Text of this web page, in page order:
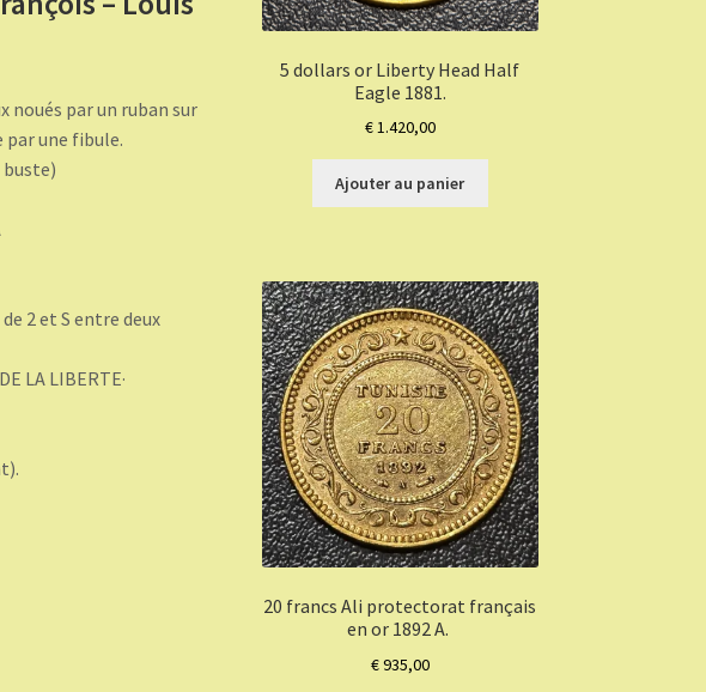
noués par un ruban sur
par une fibule.
buste)
2 et S entre deux
LA LIBERTE·
5 dollars or Liberty Head Half
Eagle 1881.
€1.420,00
Ajouter au panier
20 francs Ali protectorat français
en or 1892 A.
€935,00